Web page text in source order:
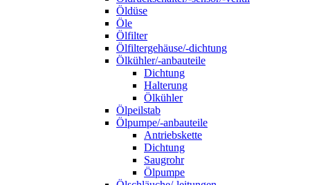
Öldüse
Öle
Ölfilter
Ölfiltergehäuse/-dichtung
Ölkühler/-anbauteile
Dichtung
Halterung
Ölkühler
Ölpeilstab
Ölpumpe/-anbauteile
Antriebskette
Dichtung
Saugrohr
Ölpumpe